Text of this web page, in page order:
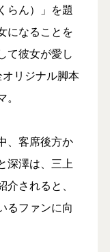
らん）」を題
になることを
て彼女が愛し
リジナル脚本
、客席後方か
深澤は、三上
されると、
るファンに向